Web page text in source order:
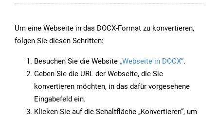
Um eine Webseite in das DOCX-Format zu konvertieren,
folgen Sie diesen Schritten:
Besuchen Sie die Website „Webseite in DOCX“.
Geben Sie die URL der Webseite, die Sie
konvertieren möchten, in das dafür vorgesehene
Eingabefeld ein.
Klicken Sie auf die Schaltfläche „Konvertieren“, um